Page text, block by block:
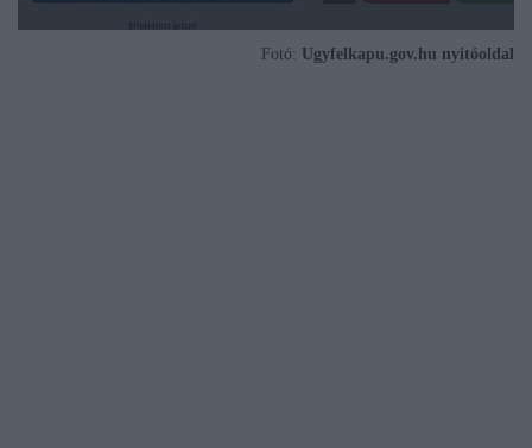
Fotó: Ugyfelkapu.gov.hu nyitóoldal